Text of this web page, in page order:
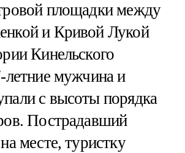
площадки между
и Кривой Лукой
Кинельского
летние мужчина и
с высоты порядка
Пострадавший
месте, туристку